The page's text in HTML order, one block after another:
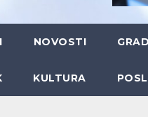
NOVOSTI
KULTURA